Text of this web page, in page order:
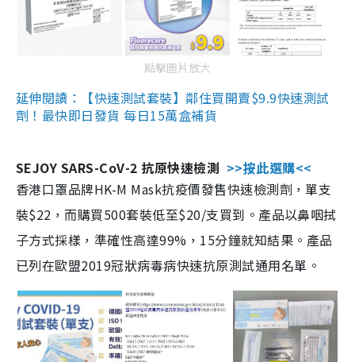
點擊圖片放大
延伸閱讀：【快速測試套裝】鄰住買開賣$9.9快速測試
劑！最快即日發貨 每日15萬盒補貨
SEJOY SARS-CoV-2 抗原快速檢測 >>按此選購<<
香港口罩品牌HK-M Mask抗疫價發售快速檢測劑，單支
裝$22，而購買500套裝低至$20/支買到。產品以鼻咽拭
子方式採樣，準確性高達99%，15分鐘就知結果。產品
已列在歐盟2019冠狀病毒病快速抗原測試通用名單。